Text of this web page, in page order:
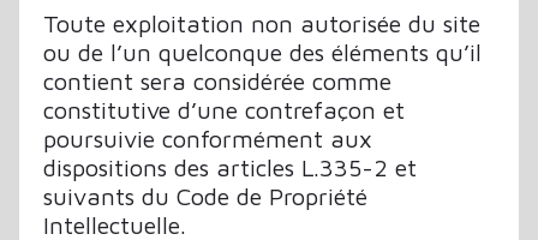
Toute exploitation non autorisée du site
ou de l’un quelconque des éléments qu’il
contient sera considérée comme
constitutive d’une contrefaçon et
poursuivie conformément aux
dispositions des articles L.335-2 et
suivants du Code de Propriété
Intellectuelle.